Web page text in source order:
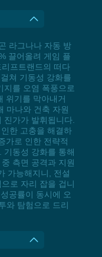
라그나나 자동 방
끌어올려 게임 플
프트랜드의 떠다
쳐 기동성 강화를
지를 오염 폭풍으로
위기를 막아내거
마나와 건축 자원
가가 발휘됩니다.
한 고충을 해결하
가로 인한 전략적
기동성 강화를 통해
측면 공격과 지원
가능해지니, 전설
로 자리 잡을 겁니
공률이 동시에 오
와 탐험으로 드리